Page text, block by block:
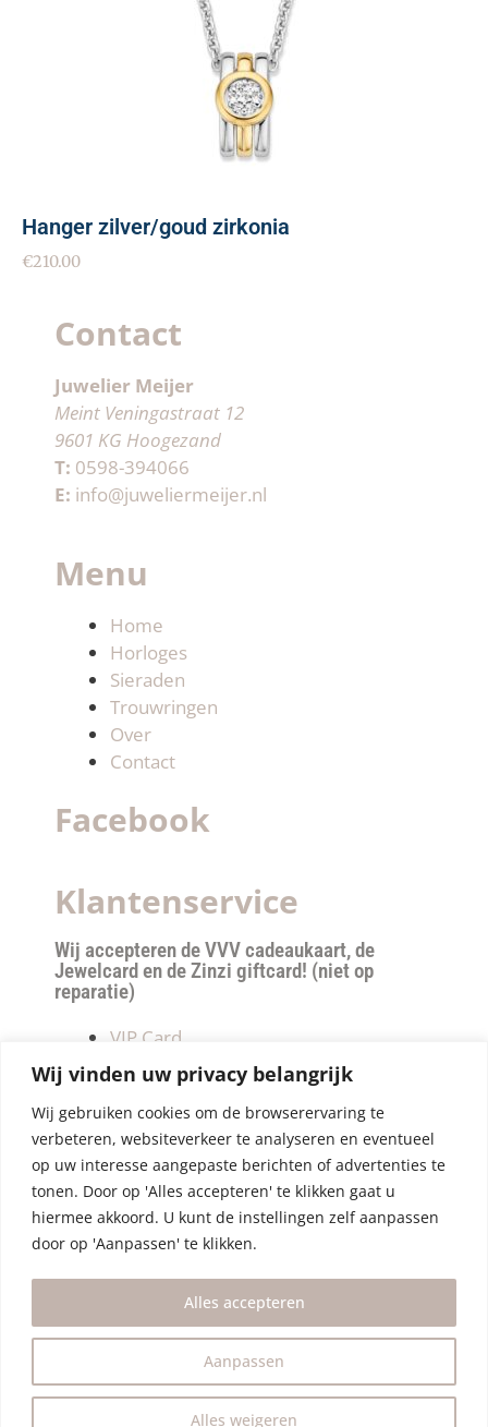
Wij vinden uw privacy belangrijk
Wij gebruiken cookies om de browserervaring te
verbeteren, websiteverkeer te analyseren en eventueel
op uw interesse aangepaste berichten of advertenties te
tonen. Door op 'Alles accepteren' te klikken gaat u
hiermee akkoord. U kunt de instellingen zelf aanpassen
door op 'Aanpassen' te klikken.
Aanpassen
Alles weigeren
Alles accepteren
Hanger zilver/goud zirkonia
€210.00
Contact
Juwelier Meijer
Meint Veningastraat 12
9601 KG Hoogezand
T: 0598-394066
E: info@juweliermeijer.nl
Menu
Home
Horloges
Sieraden
Trouwringen
Over
Contact
Facebook
Klantenservice
Wij accepteren de VVV cadeaukaart, de
Jewelcard en de Zinzi giftcard! (niet op
reparatie)
VIP Card
Retourneren
Betalen & verzendkosten
Privacy Policy
Algemene Voorwaarden